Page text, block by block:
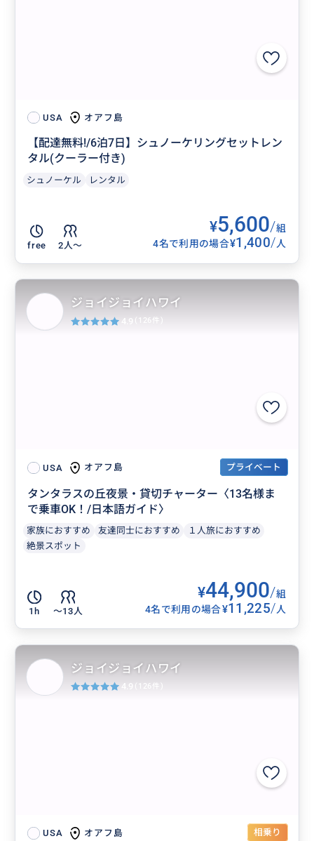
USA オアフ島
【配達無料!/6泊7日】シュノーケリングセットレン
タル(クーラー付き)
シュノーケル レンタル
free 2人〜
¥5,600/組
4名で利用の場合¥1,400/人
USA オアフ島 プライベート
タンタラスの丘夜景・貸切チャーター〈13名様ま
で乗車OK！/日本語ガイド〉
家族におすすめ 友達同士におすすめ
１人旅におすすめ
絶景スポット
1h 〜13人
¥44,900/組
4名で利用の場合¥11,225/人
ジョイジョイハワイ
4.9 (126件)
USA オアフ島 相乗り
ジョイジョイハワイ
4.9 (126件)